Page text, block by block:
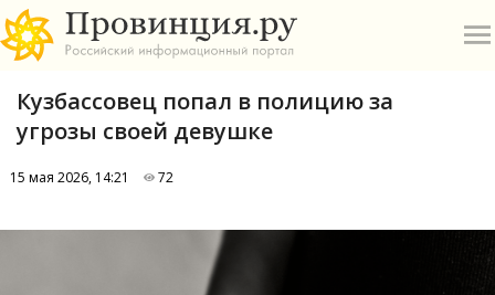
О
Кузбассовец попал в полицию за
угрозы своей девушке
15 мая 2026, 14:21 72